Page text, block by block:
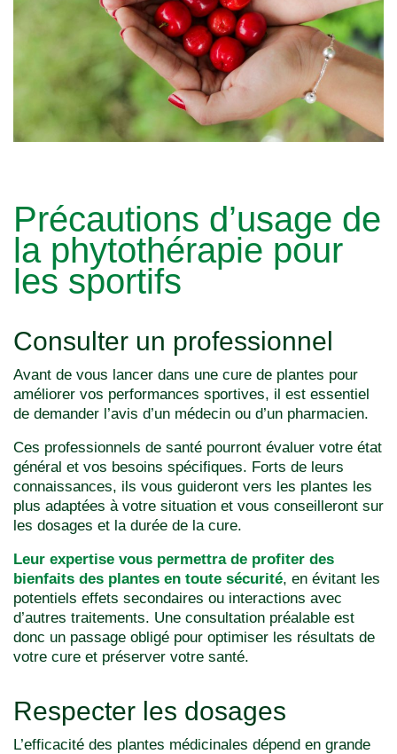
Précautions d’usage de
la phytothérapie pour
les sportifs
Consulter un professionnel
Avant de vous lancer dans une cure de plantes pour
améliorer vos performances sportives, il est essentiel
de demander l’avis d’un médecin ou d’un pharmacien.
Ces professionnels de santé pourront évaluer votre état
général et vos besoins spécifiques. Forts de leurs
connaissances, ils vous guideront vers les plantes les
plus adaptées à votre situation et vous conseilleront sur
les dosages et la durée de la cure.
Leur expertise vous permettra de profiter des
bienfaits des plantes en toute sécurité, en évitant les
potentiels effets secondaires ou interactions avec
d’autres traitements. Une consultation préalable est
donc un passage obligé pour optimiser les résultats de
votre cure et préserver votre santé.
Respecter les dosages
L’efficacité des plantes médicinales dépend en grande